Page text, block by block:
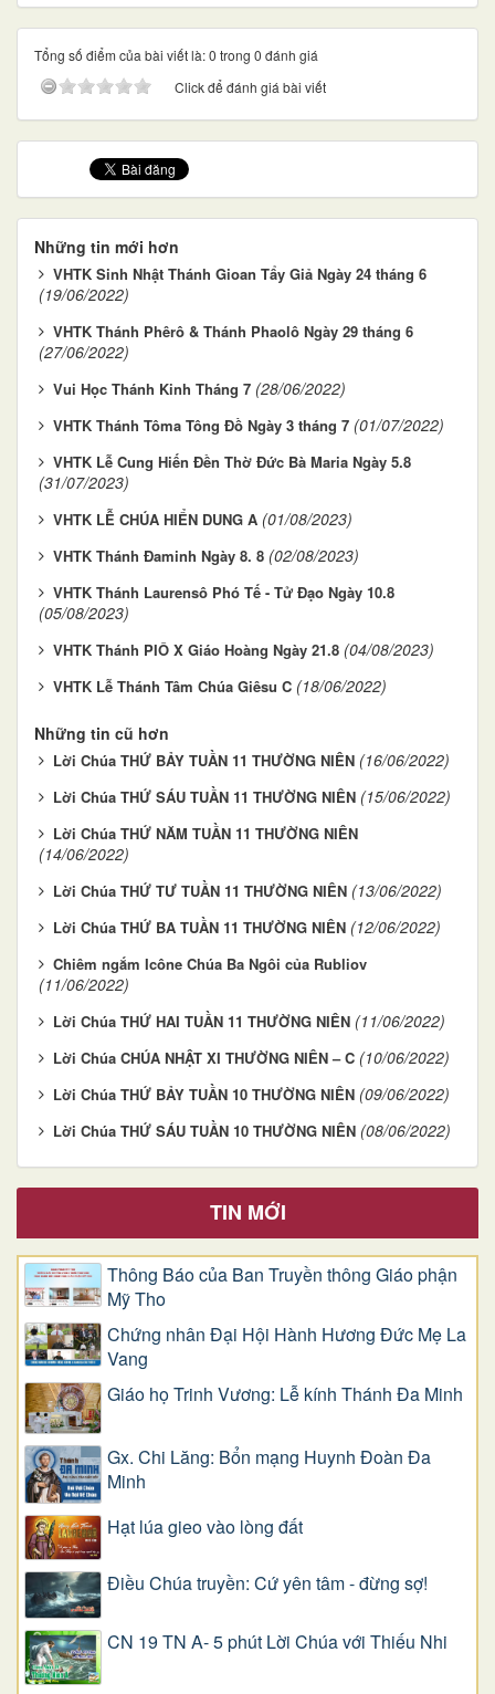
Tổng số điểm của bài viết là: 0 trong 0 đánh giá
Click để đánh giá bài viết
Những tin mới hơn
VHTK Sinh Nhật Thánh Gioan Tẩy Giả Ngày 24 tháng 6
(19/06/2022)
VHTK Thánh Phêrô & Thánh Phaolô Ngày 29 tháng 6
(27/06/2022)
Vui Học Thánh Kinh Tháng 7 (28/06/2022)
VHTK Thánh Tôma Tông Đồ Ngày 3 tháng 7 (01/07/2022)
VHTK Lễ Cung Hiến Đền Thờ Đức Bà Maria Ngày 5.8
(31/07/2023)
VHTK LỄ CHÚA HIỂN DUNG A (01/08/2023)
VHTK Thánh Đaminh Ngày 8. 8 (02/08/2023)
VHTK Thánh Laurensô Phó Tế - Tử Đạo Ngày 10.8
(05/08/2023)
VHTK Thánh PIÔ X Giáo Hoàng Ngày 21.8 (04/08/2023)
VHTK Lễ Thánh Tâm Chúa Giêsu C (18/06/2022)
Những tin cũ hơn
Lời Chúa THỨ BẢY TUẦN 11 THƯỜNG NIÊN (16/06/2022)
Lời Chúa THỨ SÁU TUẦN 11 THƯỜNG NIÊN (15/06/2022)
Lời Chúa THỨ NĂM TUẦN 11 THƯỜNG NIÊN
(14/06/2022)
Lời Chúa THỨ TƯ TUẦN 11 THƯỜNG NIÊN (13/06/2022)
Lời Chúa THỨ BA TUẦN 11 THƯỜNG NIÊN (12/06/2022)
Chiêm ngắm Icône Chúa Ba Ngôi của Rubliov
(11/06/2022)
Lời Chúa THỨ HAI TUẦN 11 THƯỜNG NIÊN (11/06/2022)
Lời Chúa CHÚA NHẬT XI THƯỜNG NIÊN – C (10/06/2022)
Lời Chúa THỨ BẢY TUẦN 10 THƯỜNG NIÊN (09/06/2022)
Lời Chúa THỨ SÁU TUẦN 10 THƯỜNG NIÊN (08/06/2022)
TIN MỚI
Thông Báo của Ban Truyền thông Giáo phận
Mỹ Tho
Chứng nhân Đại Hội Hành Hương Đức Mẹ La
Vang
Giáo họ Trinh Vương: Lễ kính Thánh Đa Minh
Gx. Chi Lăng: Bổn mạng Huynh Đoàn Đa
Minh
Hạt lúa gieo vào lòng đất
Điều Chúa truyền: Cứ yên tâm - đừng sợ!
CN 19 TN A- 5 phút Lời Chúa với Thiếu Nhi